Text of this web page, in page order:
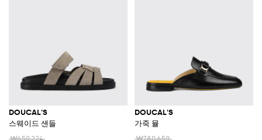
DOUCAL'S
스웨이드 샌들
DOUCAL'S
가죽 뮬